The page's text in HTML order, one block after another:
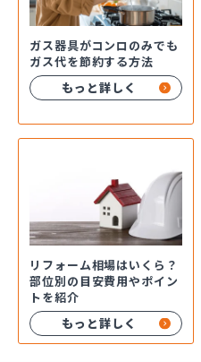
ガス器具がコンロのみでも
ガス代を節約する方法
もっと詳しく
リフォーム相場はいくら？
部位別の目安費用やポイン
トを紹介
もっと詳しく